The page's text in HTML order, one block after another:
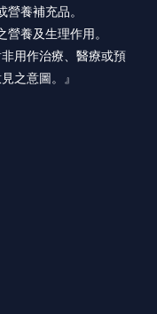
養補充品。
養及生理作用。
用作治療、醫療或預
之意圖。』